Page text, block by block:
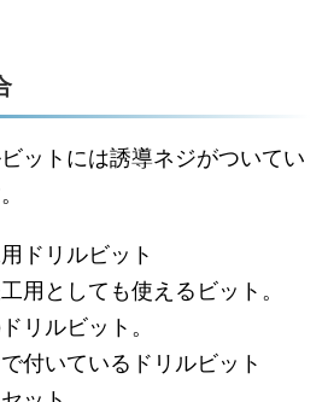
ットには誘導ネジがついてい
ドリルビット
用としても使えるビット。
リルビット。
付いているドリルビット